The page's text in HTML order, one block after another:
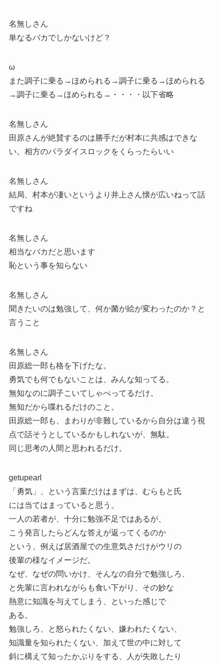
名無しさん
単なるバカでしかないけど？
ω
また調子に乗る→ほめられる→調子に乗る→ほめられる
→調子に乗る→ほめられる→・・・・以下省略
名無しさん
田原さんが絶賛するのは勝手だが村本に共感はできな
い。相方のパラダイスロックをくらったらいい
名無しさん
結局、村本が凄いというより井上さん懐が広いねって話
ですね
名無しさん
相当なバカだと思います
恥という事を知らない
名無しさん
聞きたいのは勉強して、何か菌が絵が変わったのか？と
言うこと
名無しさん
田原総一郎も格を下げたな。
勇気でも何でもないことは、みんな知ってる。
無知なのに調子こいてしゃべってるだけ。
無知だから喋れるだけのこと。
田原総一郎も、まわりが非難しているから自分は違う視
点で話そうとしているかもしれないが、無駄。
同じ思考の人間と思われるだけ。
getupearl
「勇気」、という言葉だけはまずは、むらもと氏
には当てはまっていると思う。
一人の若者が、十分に勉強不足ではあるが、
こう発言したらどんな答えが返ってくるのか
という、例えば居酒屋での生意気さだけがウリの
後輩の様なイメージだ。
なぜ、なぜの問いかけ、そんなの自分で勉強しろ、
と先輩に言われながらも食い下がり、その妙な
熱意に知識を与えてしまう、といった感じで
ある。
勉強しろ、と怒られたくない、嫌われたくない、
知識量を知られたくない、加えて世の中に対して
斜に構えて知ったかぶりをする、人が失敗したり